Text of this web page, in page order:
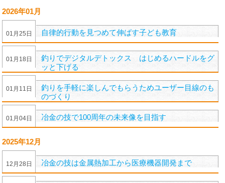
2026年01月
01 月 25 日 自律的行動を見つめて伸ばす子ども教育
01 月 18 日
釣りでデジタルデトックス はじめるハードルをグ
ッと下げる
01 月 11 日
釣りを手軽に楽しんでもらうためユーザー目線のも
のづくり
01 月 04日 冶金の技で100周年の未来像を目指す
2025年12月
12 月 28 日 冶金の技は金属熱加工から医療機器開発まで